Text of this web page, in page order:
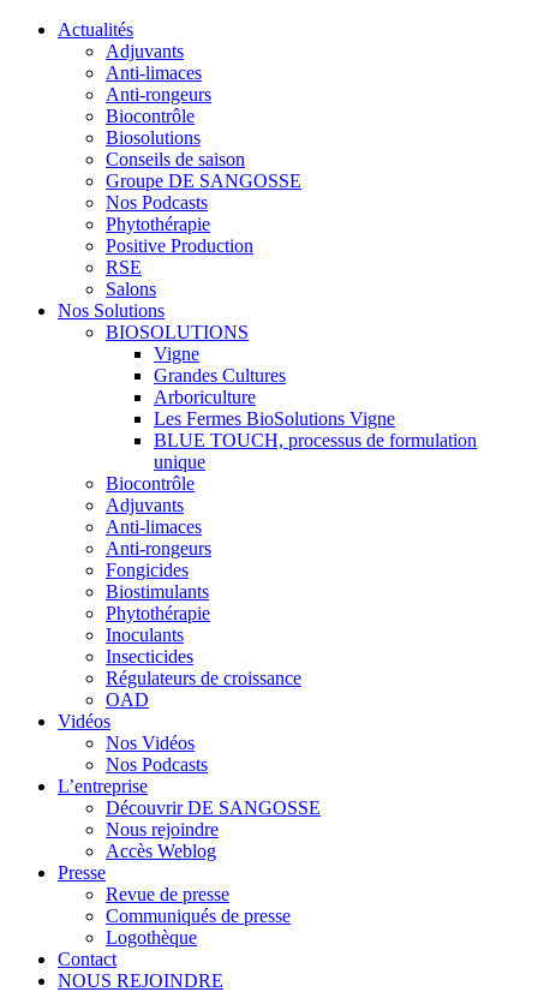
Actualités
Adjuvants
Anti-limaces
Anti-rongeurs
Biocontrôle
Biosolutions
Conseils de saison
Groupe DE SANGOSSE
Nos Podcasts
Phytothérapie
Positive Production
RSE
Salons
Nos Solutions
BIOSOLUTIONS
Vigne
Grandes Cultures
Arboriculture
Les Fermes BioSolutions Vigne
BLUE TOUCH, processus de formulation
unique
Biocontrôle
Adjuvants
Anti-limaces
Anti-rongeurs
Fongicides
Biostimulants
Phytothérapie
Inoculants
Insecticides
Régulateurs de croissance
OAD
Vidéos
Nos Vidéos
Nos Podcasts
L’entreprise
Découvrir DE SANGOSSE
Nous rejoindre
Accès Weblog
Presse
Revue de presse
Communiqués de presse
Logothèque
Contact
NOUS REJOINDRE